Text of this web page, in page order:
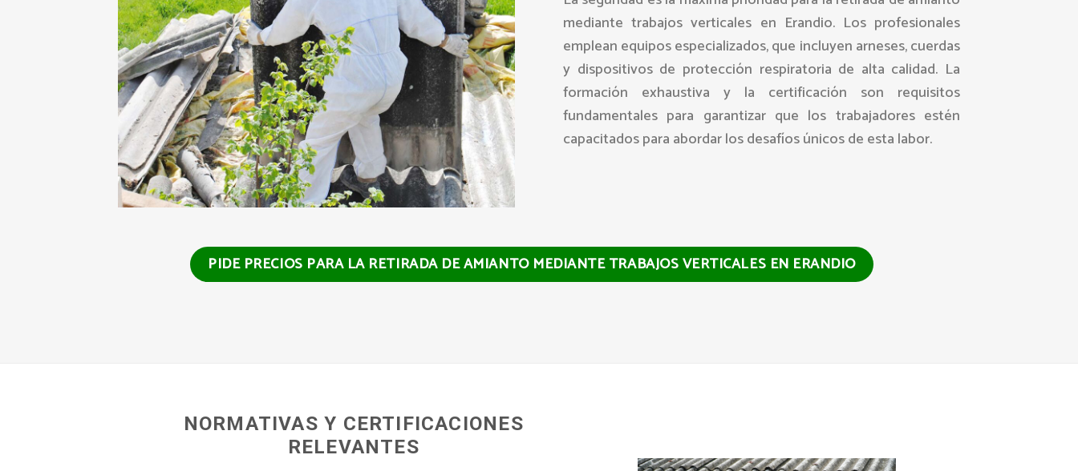
mediante trabajos verticales en Erandio. Los profesionales
emplean equipos especializados, que incluyen arneses, cuerdas
y dispositivos de protección respiratoria de alta calidad. La
formación exhaustiva y la certificación son requisitos
fundamentales para garantizar que los trabajadores estén
capacitados para abordar los desafíos únicos de esta labor.
PIDE PRECIOS PARA LA RETIRADA DE AMIANTO MEDIANTE TRABAJOS VERTICALES EN ERANDIO
NORMATIVAS Y CERTIFICACIONES
RELEVANTES